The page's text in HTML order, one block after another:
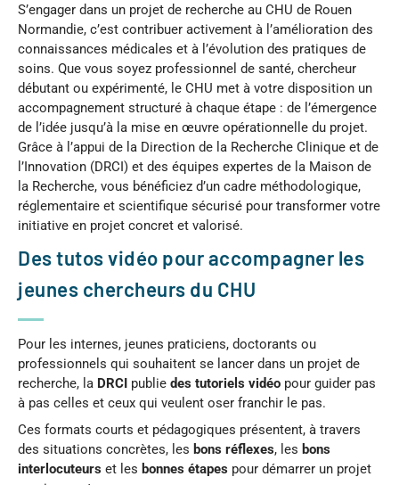
S’engager dans un projet de recherche au CHU de Rouen
Normandie, c’est contribuer activement à l’amélioration des
connaissances médicales et à l’évolution des pratiques de
soins. Que vous soyez professionnel de santé, chercheur
débutant ou expérimenté, le CHU met à votre disposition un
accompagnement structuré à chaque étape : de l’émergence
de l’idée jusqu’à la mise en œuvre opérationnelle du projet.
Grâce à l’appui de la Direction de la Recherche Clinique et de
l’Innovation (DRCI) et des équipes expertes de la Maison de
la Recherche, vous bénéficiez d’un cadre méthodologique,
réglementaire et scientifique sécurisé pour transformer votre
initiative en projet concret et valorisé.
Des tutos vidéo pour accompagner les
jeunes chercheurs du CHU
Pour les internes, jeunes praticiens, doctorants ou
professionnels qui souhaitent se lancer dans un projet de
recherche, la DRCI publie des tutoriels vidéo pour guider pas
à pas celles et ceux qui veulent oser franchir le pas.
Ces formats courts et pédagogiques présentent, à travers
des situations concrètes, les bons réflexes, les bons
interlocuteurs et les bonnes étapes pour démarrer un projet